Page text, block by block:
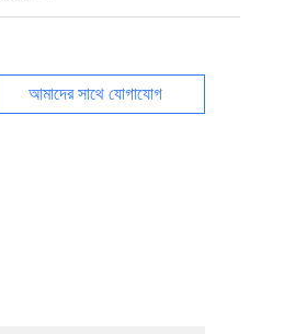
আমাদের সাথে যোগাযোগ